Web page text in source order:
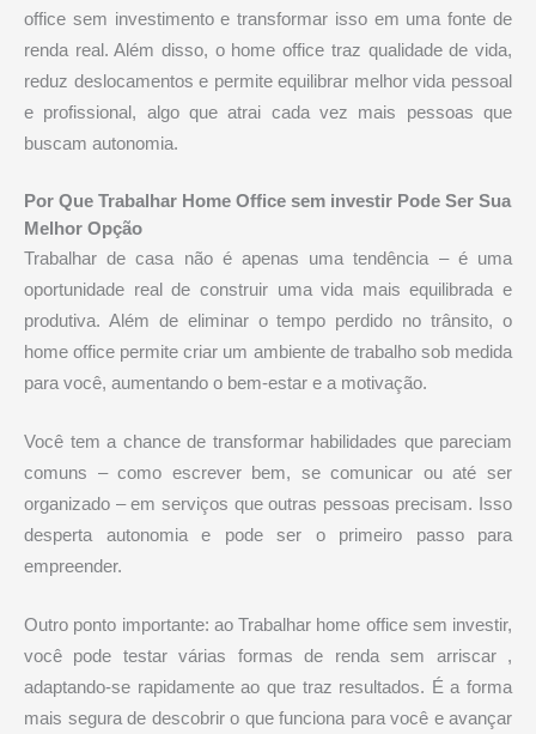
office sem investimento e transformar isso em uma fonte de
renda real. Além disso, o home office traz qualidade de vida,
reduz deslocamentos e permite equilibrar melhor vida pessoal
e profissional, algo que atrai cada vez mais pessoas que
buscam autonomia.
Por Que Trabalhar Home Office sem investir Pode Ser Sua
Melhor Opção
Trabalhar de casa não é apenas uma tendência – é uma
oportunidade real de construir uma vida mais equilibrada e
produtiva. Além de eliminar o tempo perdido no trânsito, o
home office permite criar um ambiente de trabalho sob medida
para você, aumentando o bem-estar e a motivação.
Você tem a chance de transformar habilidades que pareciam
comuns – como escrever bem, se comunicar ou até ser
organizado – em serviços que outras pessoas precisam. Isso
desperta autonomia e pode ser o primeiro passo para
empreender.
Outro ponto importante: ao Trabalhar home office sem investir,
você pode testar várias formas de renda sem arriscar ,
adaptando-se rapidamente ao que traz resultados. É a forma
mais segura de descobrir o que funciona para você e avançar